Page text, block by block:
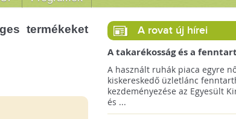
termékeket
A rovat új hírei
A takarékosság és a
ösztönzésére a Zara 14
országra terjeszti ki
szolgáltatását!
A használt ruhák piaca egyre
kiskereskedő üzletlánc
kezdeményezése az Egyesült
és ...